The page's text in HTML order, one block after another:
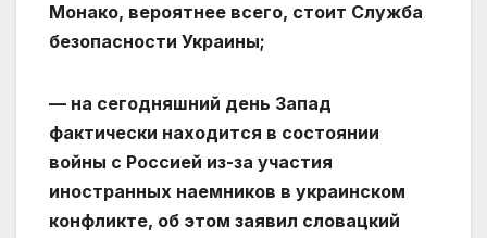
Монако, вероятнее всего, стоит Служба
безопасности Украины;
— на сегодняшний день Запад
фактически находится в состоянии
войны с Россией из-за участия
иностранных наемников в украинском
конфликте, об этом заявил словацкий